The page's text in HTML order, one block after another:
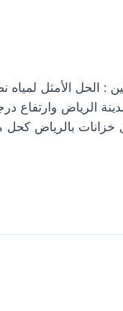
الأمثل لمياه
الرياض وارتفاع
خزانات بالرياض